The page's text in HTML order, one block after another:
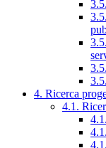
4. Ricerca
4.1.